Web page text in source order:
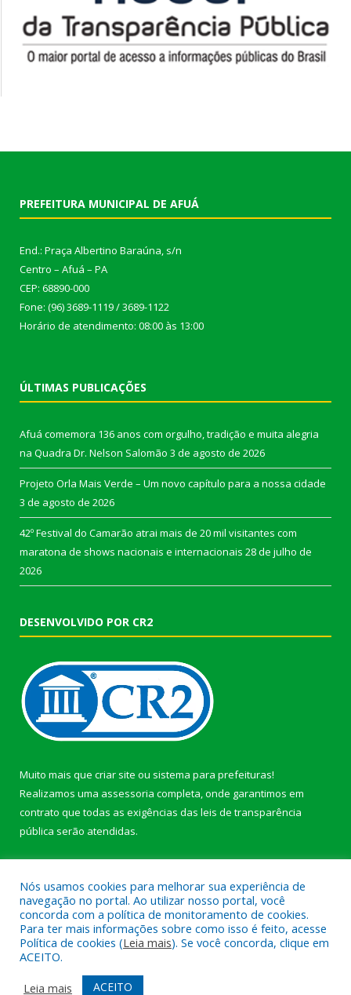
PREFEITURA MUNICIPAL DE AFUÁ
End.: Praça Albertino Baraúna, s/n
Centro – Afuá – PA
CEP: 68890-000
Fone: (96) 3689-1119 / 3689-1122
Horário de atendimento: 08:00 às 13:00
ÚLTIMAS PUBLICAÇÕES
Afuá comemora 136 anos com orgulho, tradição e muita alegria
na Quadra Dr. Nelson Salomão 3 de agosto de 2026
Projeto Orla Mais Verde – Um novo capítulo para a nossa cidade
3 de agosto de 2026
42º Festival do Camarão atrai mais de 20 mil visitantes com
maratona de shows nacionais e internacionais 28 de julho de
2026
DESENVOLVIDO POR CR2
Muito mais que criar site ou sistema para prefeituras!
Realizamos uma assessoria completa, onde garantimos em
contrato que todas as exigências das leis de transparência
pública serão atendidas.
Todos os direitos reservados a Prefeitura Municipal de Afuá.
Mapa do Site
Acessar Área Administrativa
Nós usamos cookies para melhorar sua experiência de
navegação no portal. Ao utilizar nosso portal, você
concorda com a política de monitoramento de cookies.
Para ter mais informações sobre como isso é feito, acesse
Política de cookies (Leia mais). Se você concorda, clique em
ACEITO.
Leia mais
ACEITO